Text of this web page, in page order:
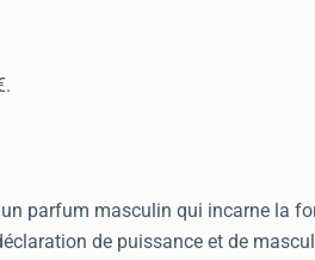
parfum masculin qui incarne la
de puissance et de